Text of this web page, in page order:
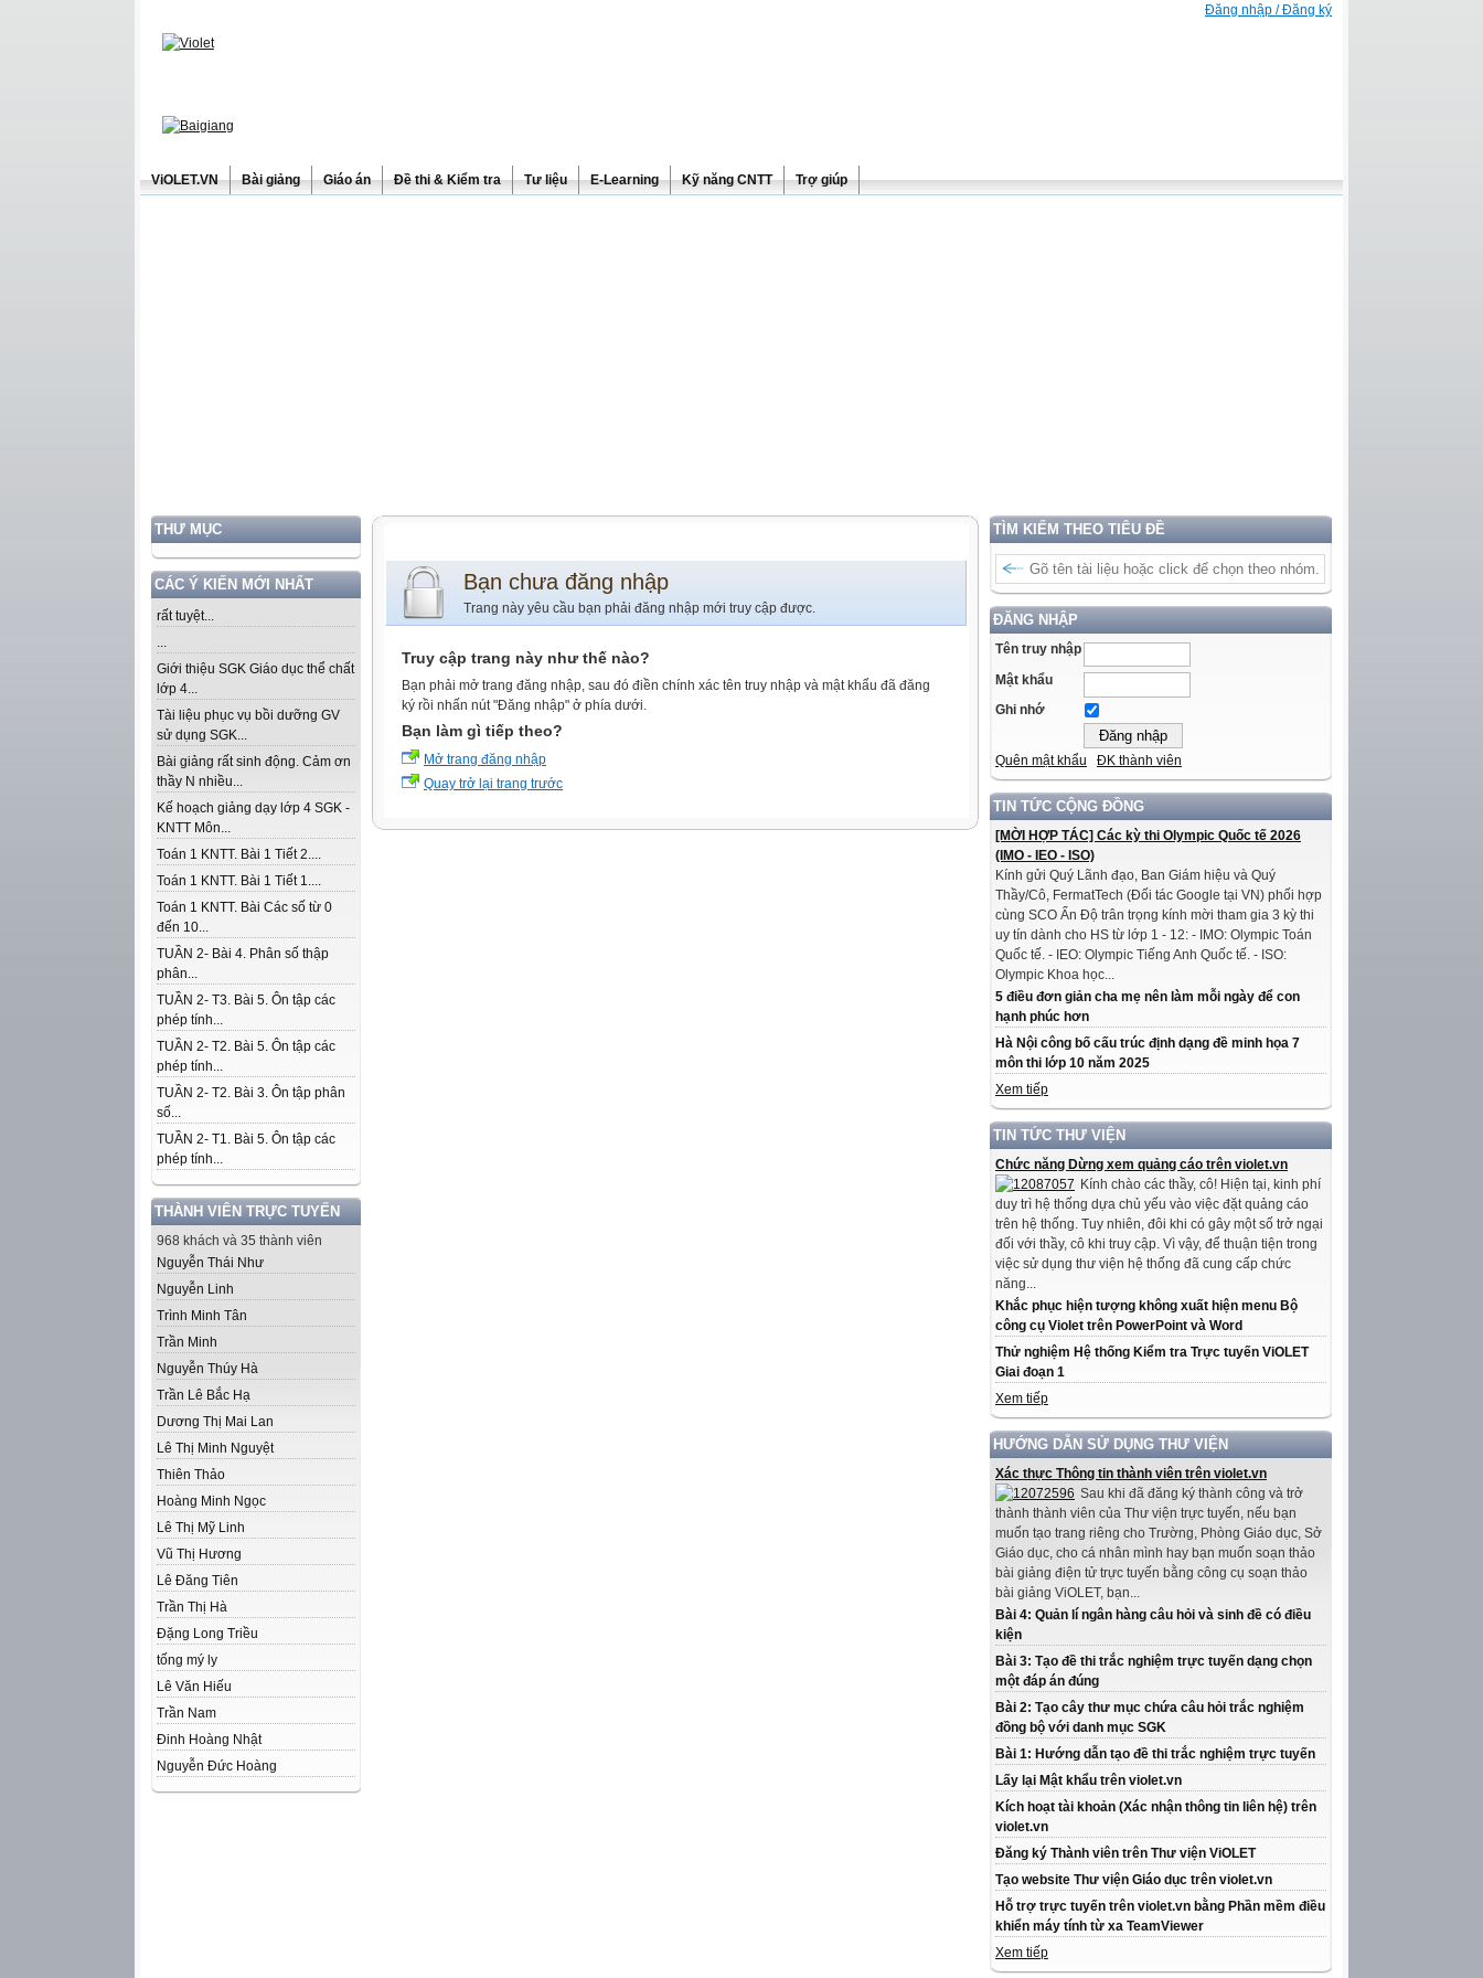
Đăng nhập / Đăng ký
ViOLET.VN Bài giảng Giáo án Đề thi & Kiểm tra Tư liệu E-Learning Kỹ năng CNTT Trợ giúp
THƯ MỤC
CÁC Ý KIẾN MỚI NHẤT
rất tuyệt...
...
Giới thiệu SGK Giáo dục thể chất
lớp 4...
Tài liệu phục vụ bồi dưỡng GV
sử dụng SGK...
Bài giảng rất sinh động. Cảm ơn
thầy N nhiều...
Kế hoạch giảng dạy lớp 4 SGK -
KNTT Môn...
Toán 1 KNTT. Bài 1 Tiết 2....
Toán 1 KNTT. Bài 1 Tiết 1....
Toán 1 KNTT. Bài Các số từ 0
đến 10...
TUẦN 2- Bài 4. Phân số thập
phân...
TUẦN 2- T3. Bài 5. Ôn tập các
phép tính...
TUẦN 2- T2. Bài 5. Ôn tập các
phép tính...
TUẦN 2- T2. Bài 3. Ôn tập phân
số...
TUẦN 2- T1. Bài 5. Ôn tập các
phép tính...
THÀNH VIÊN TRỰC TUYẾN
968 khách và 35 thành viên
Nguyễn Thái Như
Nguyễn Linh
Trình Minh Tân
Trần Minh
Nguyễn Thúy Hà
Trần Lê Bắc Hạ
Dương Thị Mai Lan
Lê Thị Minh Nguyệt
Thiên Thảo
Hoàng Minh Ngọc
Lê Thị Mỹ Linh
Vũ Thị Hương
Lê Đăng Tiên
Trần Thị Hà
Đặng Long Triều
tống mý ly
Lê Văn Hiếu
Trần Nam
Đinh Hoàng Nhật
Nguyễn Đức Hoàng
TÌM KIẾM THEO TIÊU ĐỀ
ĐĂNG NHẬP
Tên truy nhập
Mật khẩu
Ghi nhớ
Quên mật khẩu ĐK thành viên
TIN TỨC CỘNG ĐỒNG
[MỜI HỢP TÁC] Các kỳ thi Olympic Quốc tế 2026
(IMO - IEO - ISO)
Kính gửi Quý Lãnh đạo, Ban Giám hiệu và Quý
Thầy/Cô, FermatTech (Đối tác Google tại VN) phối hợp
cùng SCO Ấn Độ trân trọng kính mời tham gia 3 kỳ thi
uy tín dành cho HS từ lớp 1 - 12: - IMO: Olympic Toán
Quốc tế. - IEO: Olympic Tiếng Anh Quốc tế. - ISO:
Olympic Khoa học...
5 điều đơn giản cha mẹ nên làm mỗi ngày để con
hạnh phúc hơn
Hà Nội công bố cấu trúc định dạng đề minh họa 7
môn thi lớp 10 năm 2025
Xem tiếp
TIN TỨC THƯ VIỆN
Chức năng Dừng xem quảng cáo trên violet.vn
Kính chào các thầy, cô! Hiện tại, kinh phí
duy trì hệ thống dựa chủ yếu vào việc đặt quảng cáo
trên hệ thống. Tuy nhiên, đôi khi có gây một số trở ngại
đối với thầy, cô khi truy cập. Vì vậy, để thuận tiện trong
việc sử dụng thư viện hệ thống đã cung cấp chức
năng...
Khắc phục hiện tượng không xuất hiện menu Bộ
công cụ Violet trên PowerPoint và Word
Thử nghiệm Hệ thống Kiểm tra Trực tuyến ViOLET
Giai đoạn 1
Xem tiếp
HƯỚNG DẪN SỬ DỤNG THƯ VIỆN
Xác thực Thông tin thành viên trên violet.vn
Sau khi đã đăng ký thành công và trở
thành thành viên của Thư viện trực tuyến, nếu bạn
muốn tạo trang riêng cho Trường, Phòng Giáo dục, Sở
Giáo dục, cho cá nhân mình hay bạn muốn soạn thảo
bài giảng điện tử trực tuyến bằng công cụ soạn thảo
bài giảng ViOLET, bạn...
Bài 4: Quản lí ngân hàng câu hỏi và sinh đề có điều
kiện
Bài 3: Tạo đề thi trắc nghiệm trực tuyến dạng chọn
một đáp án đúng
Bài 2: Tạo cây thư mục chứa câu hỏi trắc nghiệm
đồng bộ với danh mục SGK
Bài 1: Hướng dẫn tạo đề thi trắc nghiệm trực tuyến
Lấy lại Mật khẩu trên violet.vn
Kích hoạt tài khoản (Xác nhận thông tin liên hệ) trên
violet.vn
Đăng ký Thành viên trên Thư viện ViOLET
Tạo website Thư viện Giáo dục trên violet.vn
Hỗ trợ trực tuyến trên violet.vn bằng Phần mềm điều
khiển máy tính từ xa TeamViewer
Xem tiếp
Bạn chưa đăng nhập
Trang này yêu cầu bạn phải đăng nhập mới truy cập được.
Truy cập trang này như thế nào?
Bạn phải mở trang đăng nhập, sau đó điền chính xác tên truy nhập và mật khẩu đã đăng
ký rồi nhấn nút "Đăng nhập" ở phía dưới.
Bạn làm gì tiếp theo?
Mở trang đăng nhập
Quay trở lại trang trước